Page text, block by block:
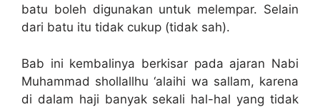
batu boleh digunakan untuk melempar. Selain
dari batu itu tidak cukup (tidak sah).
Bab ini kembalinya berkisar pada ajaran Nabi
Muhammad shollallhu ‘alaihi wa sallam, karena
di dalam haji banyak sekali hal-hal yang tidak